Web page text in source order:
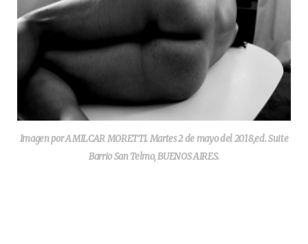
Imagen por AMILCAR MORETTI. Martes 2 de mayo del 2018,ed. Suite
Barrio San Telmo, BUENOS AIRES.